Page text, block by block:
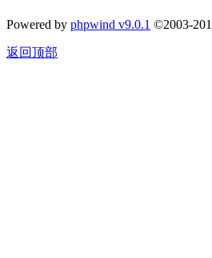
Powered by phpwind v9.0.1 ©2003-
返回顶部